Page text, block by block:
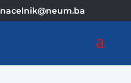
nacelnik@neum.ba